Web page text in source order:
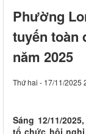
Phường
tuyến toàn
năm 2025
Thứ hai - 17/11/2025
Sáng 12/11/